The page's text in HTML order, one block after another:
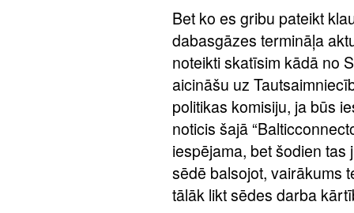
Bet ko es gribu pateikt
dabasgāzes termināļa
noteikti skatīsim kādā no
aicināšu uz
politikas komisiju, ja būs
noticis šajā
iespējama, bet šodien
sēdē balsojot, vairākums
tālāk likt sēdes darba